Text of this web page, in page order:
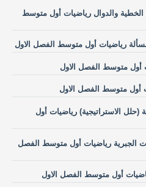
الخطية والدوال رياضيات أول متوسط
رياضيات أول متوسط الفصل الاول
متوسط الفصل الاول
أول متوسط الفصل الاول
الاستراتيجية) رياضيات أول
الجبرية رياضيات أول متوسط الفصل
أول متوسط الفصل الاول